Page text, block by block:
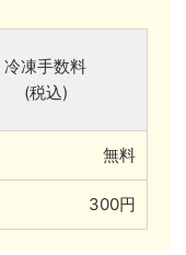
冷凍手数料
(税込)
無料
300円